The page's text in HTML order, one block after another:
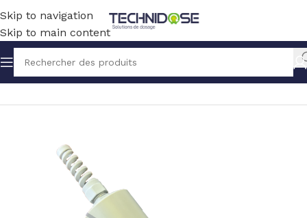
Skip to navigation
Skip to main content
Accueil TRAITEMENT EAU MESURE PORTES SONDES